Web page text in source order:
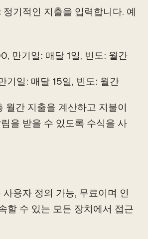
정기적인 지출을 입력합니다. 예
만기일: 매달 1일, 빈도: 월간
기일: 매달 15일, 빈도: 월간
월간 지출을 계산하고 지불이
을 받을 수 있도록 수식을 사
사용자 정의 가능, 무료이며 인
할 수 있는 모든 장치에서 접근